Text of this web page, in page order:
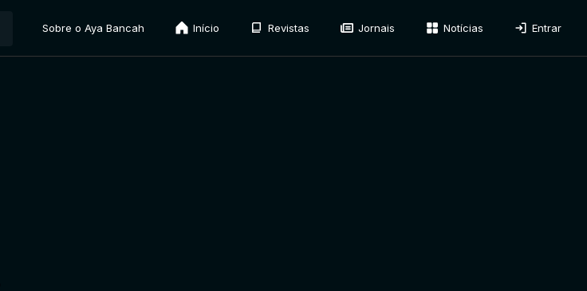
Sobre o Aya Bancah Início Revistas Jornais Notícias Entrar